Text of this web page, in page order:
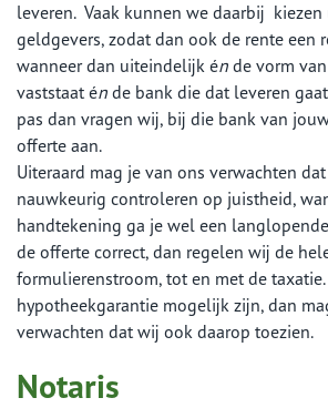
leveren. Vaak kunnen we daarbij kiezen
geldgevers, zodat dan ook de rente een
wanneer dan uiteindelijk én de vorm
vaststaat én de bank die dat leveren
pas dan vragen wij, bij die bank van
offerte aan.
Uiteraard mag je van ons verwachten
nauwkeurig controleren op juistheid,
handtekening ga je wel een
de offerte correct, dan regelen wij de
formulierenstroom, tot en met de
hypotheekgarantie mogelijk zijn, dan
verwachten dat wij ook daarop toezien.
Notaris